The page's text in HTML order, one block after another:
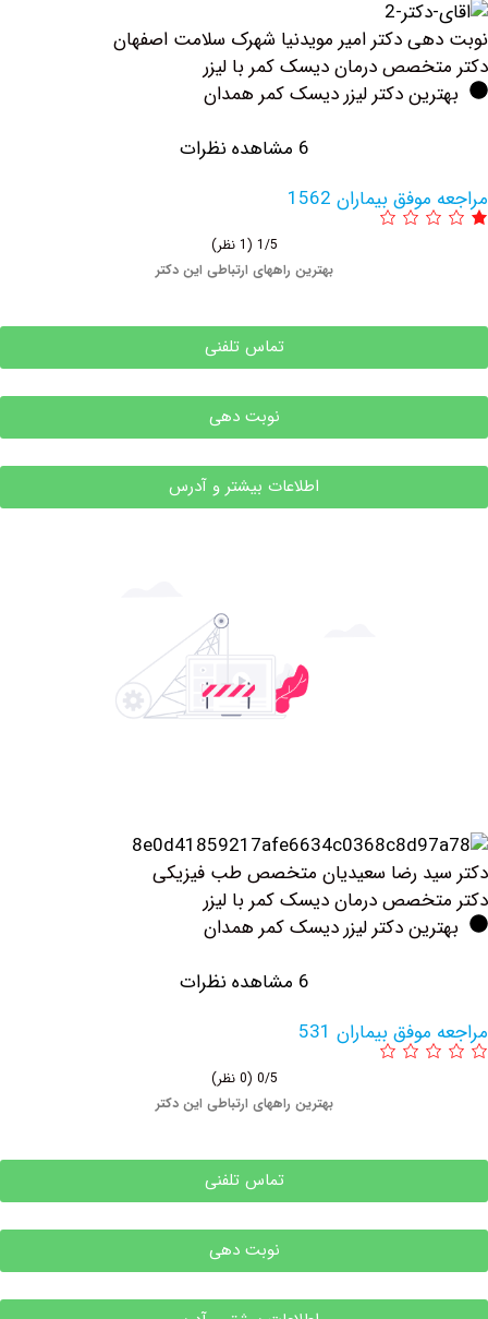
دکتر امیر مویدنیا شهرک سلامت اصفهان
درمان دیسک کمر با لیزر
دکتر لیزر دیسک کمر همدان
بیماران 1562
بهترین راههای ارتباطی این دکتر
تماس تلفنی
نوبت دهی
اطلاعات بیشتر و آدرس
رضا سعیدیان متخصص طب فیزیکی
درمان دیسک کمر با لیزر
دکتر لیزر دیسک کمر همدان
بیماران 531
بهترین راههای ارتباطی این دکتر
تماس تلفنی
نوبت دهی